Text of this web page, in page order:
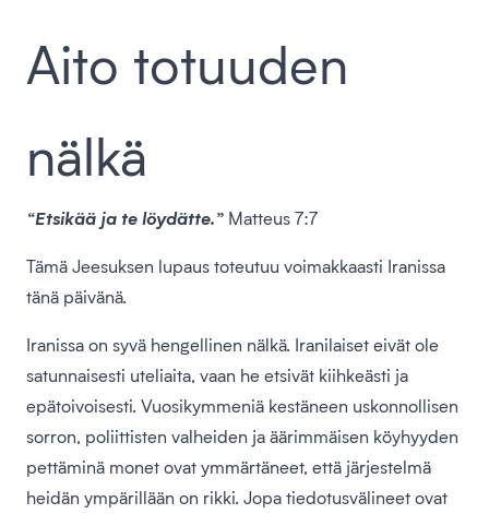
Aito totuuden
nälkä
“Etsikää ja te löydätte.” Matteus 7:7
Tämä Jeesuksen lupaus toteutuu voimakkaasti Iranissa
tänä päivänä.
Iranissa on syvä hengellinen nälkä. Iranilaiset eivät ole
satunnaisesti uteliaita, vaan he etsivät kiihkeästi ja
epätoivoisesti. Vuosikymmeniä kestäneen uskonnollisen
sorron, poliittisten valheiden ja äärimmäisen köyhyyden
pettäminä monet ovat ymmärtäneet, että järjestelmä
heidän ympärillään on rikki. Jopa tiedotusvälineet ovat